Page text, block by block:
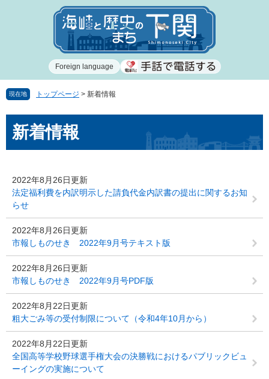
で
ば
Foreign language
現在地 トップページ > 新着情報
文新着情報
2022年8月26日更新
法定福利費を内訳明示した請負代金内訳書の提出に関するお知
らせ
2022年8月26日更新
市報しものせき 2022年9月号テキスト版
2022年8月26日更新
市報しものせき 2022年9月号PDF版
2022年8月22日更新
粗大ごみ等の受付制限について（令和4年10月から）
2022年8月22日更新
全国高等学校野球選手権大会の決勝戦におけるパブリックビュ
ーイングの実施について